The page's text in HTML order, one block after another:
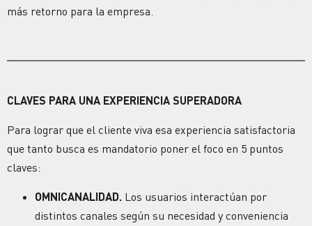
más retorno para la empresa.
CLAVES PARA UNA EXPERIENCIA SUPERADORA
Para lograr que el cliente viva esa experiencia satisfactoria
que tanto busca es mandatorio poner el foco en 5 puntos
claves:
OMNICANALIDAD. Los usuarios interactúan por
distintos canales según su necesidad y conveniencia